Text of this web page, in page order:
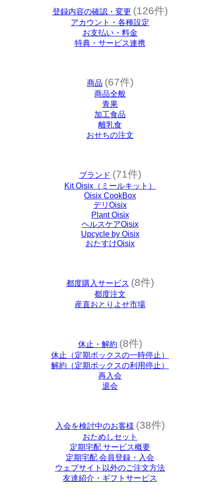
登録内容の確認・変更 (126件)
アカウント・各種設定
お支払い・料金
特典・サービス連携
商品 (67件)
商品全般
青果
加工食品
離乳食
おせちの注文
ブランド (71件)
Kit Oisix（ミールキット）
Oisix CookBox
デリOisix
Plant Oisix
ヘルスケアOisix
Upcycle by Oisix
おたすけOisix
都度購入サービス (8件)
都度注文
産直おとりよせ市場
休止・解約 (8件)
休止（定期ボックスの一時停止）
解約（定期ボックスの利用停止）
再入会
退会
入会を検討中のお客様 (38件)
おためしセット
定期宅配 サービス概要
定期宅配 会員登録・入会
ウェブサイト以外のご注文方法
友達紹介・ギフトサービス